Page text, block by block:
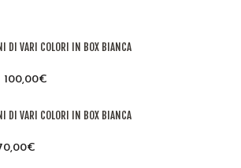
DI VARI COLORI IN BOX BIANCA
100,00€
DI VARI COLORI IN BOX BIANCA
€